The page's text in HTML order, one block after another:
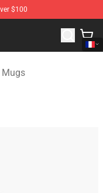
$100
Shop
Mugs